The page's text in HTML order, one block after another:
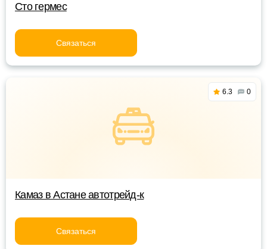
Сто гермес
Связаться
6.3 0
Камаз в Астане автотрейд-к
Связаться